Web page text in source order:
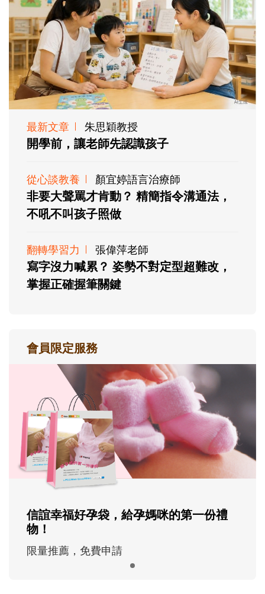
最新文章 朱思穎教授
開學前，讓老師先認識孩子
從心談教養 顏宜婷語言治療師
非要大聲罵才肯動？ 精簡指令溝通法，
不吼不叫孩子照做
翻轉學習力 張偉萍老師
寫字沒力喊累？ 姿勢不對定型超難改，
掌握正確握筆關鍵
會員限定服務
信誼幸福好孕袋，給孕媽咪的第一份禮
物！
限量推薦，免費申請